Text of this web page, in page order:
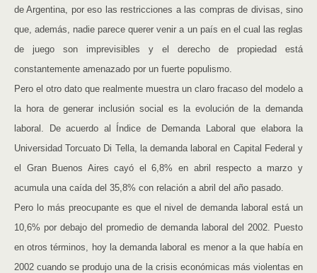
de Argentina, por eso las restricciones a las compras de divisas, sino
que, además, nadie parece querer venir a un país en el cual las reglas
de juego son imprevisibles y el derecho de propiedad está
constantemente amenazado por un fuerte populismo.
Pero el otro dato que realmente muestra un claro fracaso del modelo a
la hora de generar inclusión social es la evolución de la demanda
laboral. De acuerdo al Índice de Demanda Laboral que elabora la
Universidad Torcuato Di Tella, la demanda laboral en Capital Federal y
el Gran Buenos Aires cayó el 6,8% en abril respecto a marzo y
acumula una caída del 35,8% con relación a abril del año pasado.
Pero lo más preocupante es que el nivel de demanda laboral está un
10,6% por debajo del promedio de demanda laboral del 2002. Puesto
en otros términos, hoy la demanda laboral es menor a la que había en
2002 cuando se produjo una de la crisis económicas más violentas en